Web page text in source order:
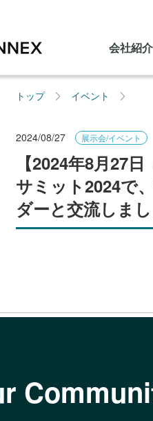
会社紹介
トップ イベント
2024/08/27 展示会/イベント
【2024年8月27
サミット2024で
ダーと交流しま